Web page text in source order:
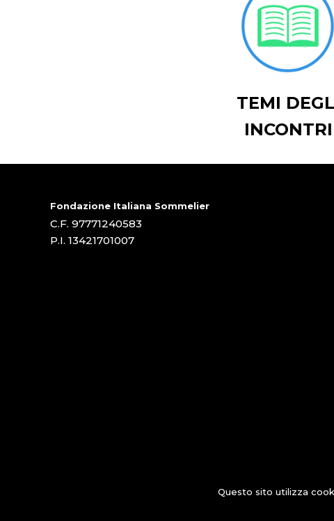
TEMI
INCONTRI
Fondazione Italiana Sommelier
C.F. 97771240583
P.I. 13421701007
Questo sito utilizza